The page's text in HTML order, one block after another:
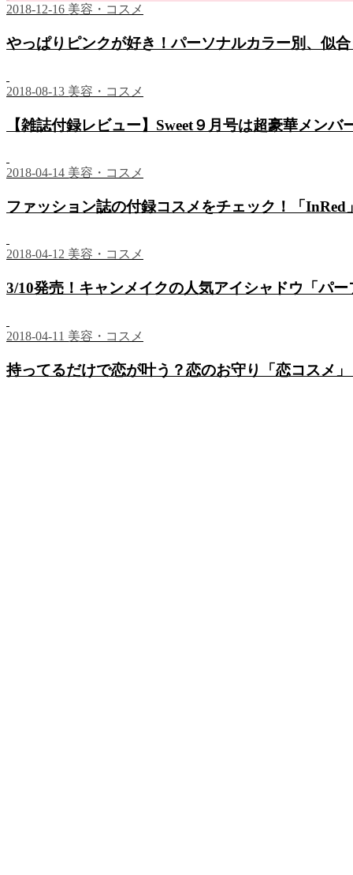
2018-12-16 美容・コスメ
やっぱりピンクが好き！パーソナルカラー別、似
2018-08-13 美容・コスメ
【雑誌付録レビュー】Sweet９月号は超豪華メン
2018-04-14 美容・コスメ
ファッション誌の付録コスメをチェック！「InRed
2018-04-12 美容・コスメ
3/10発売！キャンメイクの人気アイシャドウ「パ
2018-04-11 美容・コスメ
持ってるだけで恋が叶う？恋のお守り「恋コスメ